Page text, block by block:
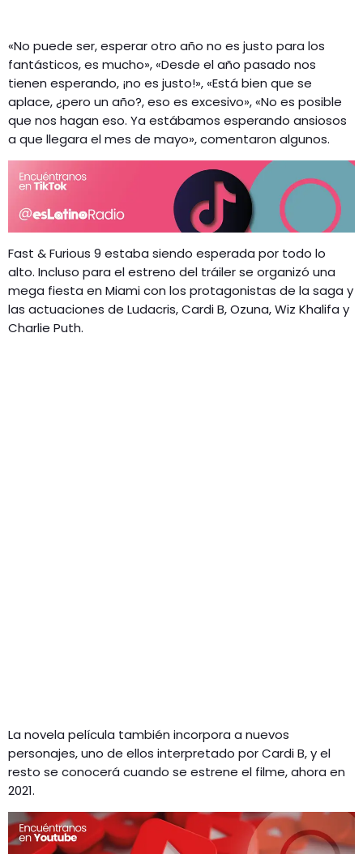
«No puede ser, esperar otro año no es justo para los
fantásticos, es mucho», «Desde el año pasado nos
tienen esperando, ¡no es justo!», «Está bien que se
aplace, ¿pero un año?, eso es excesivo», «No es posible
que nos hagan eso. Ya estábamos esperando ansiosos
a que llegara el mes de mayo», comentaron algunos.
Fast & Furious 9 estaba siendo esperada por todo lo
alto. Incluso para el estreno del tráiler se organizó una
mega fiesta en Miami con los protagonistas de la saga y
las actuaciones de Ludacris, Cardi B, Ozuna, Wiz Khalifa y
Charlie Puth.
La novela película también incorpora a nuevos
personajes, uno de ellos interpretado por Cardi B, y el
resto se conocerá cuando se estrene el filme, ahora en
2021.